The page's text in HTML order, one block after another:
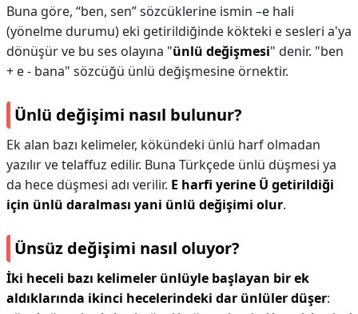
Buna göre, “ben, sen” sözcüklerine ismin –e hali
(yönelme durumu) eki getirildiğinde kökteki e sesleri a'ya
dönüşür ve bu ses olayına "ünlü değişmesi" denir. "ben
+ e - bana" sözcüğü ünlü değişmesine örnektir.
Ünlü değişimi nasıl bulunur?
Ek alan bazı kelimeler, kökündeki ünlü harf olmadan
yazılır ve telaffuz edilir. Buna Türkçede ünlü düşmesi ya
da hece düşmesi adı verilir. E harfi yerine Ü getirildiği
için ünlü daralması yani ünlü değişimi olur.
Ünsüz değişimi nasıl oluyor?
İki heceli bazı kelimeler ünlüyle başlayan bir ek
aldıklarında ikinci hecelerindeki dar ünlüler düşer: